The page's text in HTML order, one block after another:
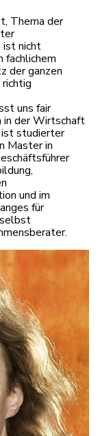
Thema der
ist nicht
fachlichem
der ganzen
uns fair
in der Wirtschaft
ist studierter
Master in
und im
für